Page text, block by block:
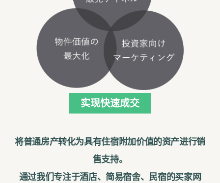
实现快速成交
将普通房产转化为具有住宿附加价值的资产进行销
售支持。
通过我们专注于酒店、简易宿舍、民宿的买家网